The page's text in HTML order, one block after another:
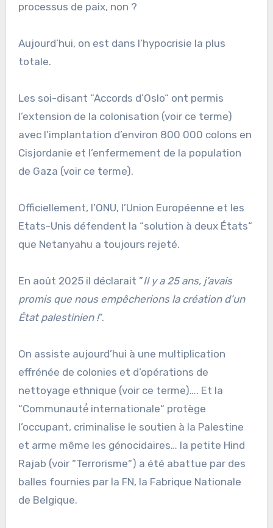
processus de paix, non ?
Aujourd’hui, on est dans l’hypocrisie la plus
totale.
Les soi-disant “Accords d’Oslo“ ont permis
l’extension de la colonisation (voir ce terme)
avec l’implantation d’environ 800 000 colons en
Cisjordanie et l’enfermement de la population
de Gaza (voir ce terme).
Officiellement, l’ONU, l’Union Européenne et les
Etats-Unis défendent la “solution à deux États“
que Netanyahu a toujours rejeté.
En août 2025 il déclarait ”Il y a 25 ans, j’avais
promis que nous empêcherions la création d’un
État palestinien !“.
On assiste aujourd’hui à une multiplication
effrénée de colonies et d’opérations de
nettoyage ethnique (voir ce terme)…. Et la
“Communauté́ internationale“ protège
l’occupant, criminalise le soutien à la Palestine
et arme même les génocidaires… la petite Hind
Rajab (voir “Terrorisme“) a été abattue par des
balles fournies par la FN, la Fabrique Nationale
de Belgique.